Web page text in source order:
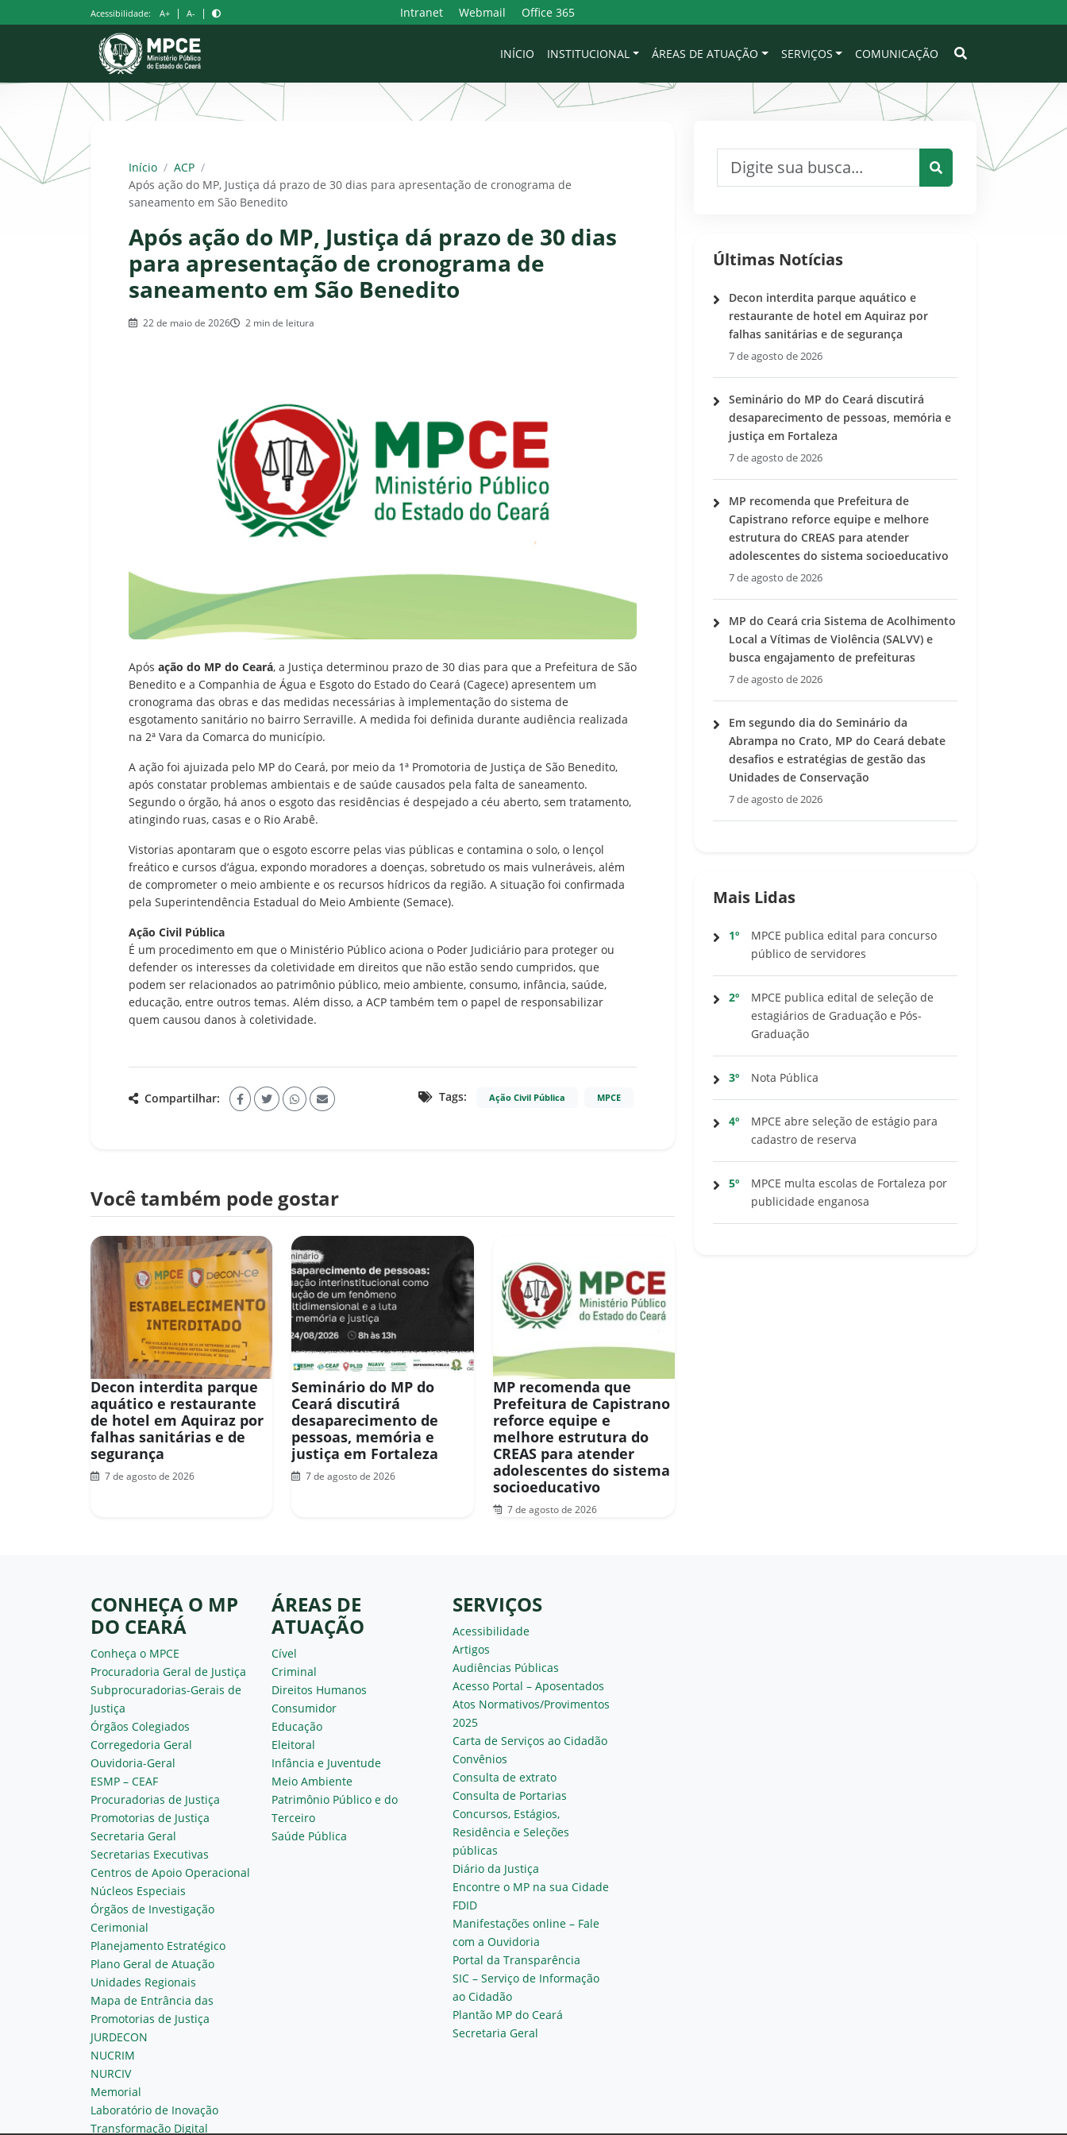
para
Acessibilidade: A+ | A- | Intranet Webmail Office 365
INÍCIO INSTITUCIONAL ÁREAS DE ATUAÇÃO SERVIÇOS COMUNICAÇÃO
Início / ACP /
Após ação do MP, Justiça dá prazo de 30 dias para apresentação de cronograma de
saneamento em São Benedito
Após ação do MP, Justiça dá prazo de 30 dias
para apresentação de cronograma de
saneamento em São Benedito
22 de maio de 2026 2 min de leitura
Após ação do MP do Ceará, a Justiça determinou prazo de 30 dias para que a Prefeitura de São
Benedito e a Companhia de Água e Esgoto do Estado do Ceará (Cagece) apresentem um
cronograma das obras e das medidas necessárias à implementação do sistema de
esgotamento sanitário no bairro Serraville. A medida foi definida durante audiência realizada
na 2ª Vara da Comarca do município.
A ação foi ajuizada pelo MP do Ceará, por meio da 1ª Promotoria de Justiça de São Benedito,
após constatar problemas ambientais e de saúde causados pela falta de saneamento.
Segundo o órgão, há anos o esgoto das residências é despejado a céu aberto, sem tratamento,
atingindo ruas, casas e o Rio Arabê.
Vistorias apontaram que o esgoto escorre pelas vias públicas e contamina o solo, o lençol
freático e cursos d’água, expondo moradores a doenças, sobretudo os mais vulneráveis, além
de comprometer o meio ambiente e os recursos hídricos da região. A situação foi confirmada
pela Superintendência Estadual do Meio Ambiente (Semace).
Ação Civil Pública
É um procedimento em que o Ministério Público aciona o Poder Judiciário para proteger ou
defender os interesses da coletividade em direitos que não estão sendo cumpridos, que
podem ser relacionados ao patrimônio público, meio ambiente, consumo, infância, saúde,
educação, entre outros temas. Além disso, a ACP também tem o papel de responsabilizar
quem causou danos à coletividade.
Compartilhar: Tags: Ação Civil Pública MPCE
Você também pode gostar
Decon interdita parque
aquático e restaurante
de hotel em Aquiraz por
falhas sanitárias e de
segurança
7 de agosto de 2026
Seminário do MP do
Ceará discutirá
desaparecimento de
pessoas, memória e
justiça em Fortaleza
7 de agosto de 2026
MP recomenda que
Prefeitura de Capistrano
reforce equipe e
melhore estrutura do
CREAS para atender
adolescentes do sistema
socioeducativo
7 de agosto de 2026
Pesquisar
Últimas Notícias
Decon interdita parque aquático e
restaurante de hotel em Aquiraz por
falhas sanitárias e de segurança
7 de agosto de 2026
Seminário do MP do Ceará discutirá
desaparecimento de pessoas, memória e
justiça em Fortaleza
7 de agosto de 2026
MP recomenda que Prefeitura de
Capistrano reforce equipe e melhore
estrutura do CREAS para atender
adolescentes do sistema socioeducativo
7 de agosto de 2026
MP do Ceará cria Sistema de Acolhimento
Local a Vítimas de Violência (SALVV) e
busca engajamento de prefeituras
7 de agosto de 2026
Em segundo dia do Seminário da
Abrampa no Crato, MP do Ceará debate
desafios e estratégias de gestão das
Unidades de Conservação
7 de agosto de 2026
Mais Lidas
1º
MPCE publica edital para concurso
público de servidores
2º
MPCE publica edital de seleção de
estagiários de Graduação e Pós-
Graduação
3º Nota Pública
4º
MPCE abre seleção de estágio para
cadastro de reserva
5º
MPCE multa escolas de Fortaleza por
publicidade enganosa
CONHEÇA O MP
DO CEARÁ
Conheça o MPCE
Procuradoria Geral de Justiça
Subprocuradorias-Gerais de
Justiça
Órgãos Colegiados
Corregedoria Geral
Ouvidoria-Geral
ESMP – CEAF
Procuradorias de Justiça
Promotorias de Justiça
Secretaria Geral
Secretarias Executivas
Centros de Apoio Operacional
Núcleos Especiais
Órgãos de Investigação
Cerimonial
Planejamento Estratégico
Plano Geral de Atuação
Unidades Regionais
Mapa de Entrância das
Promotorias de Justiça
JURDECON
NUCRIM
NURCIV
Memorial
Laboratório de Inovação
Transformação Digital
ÁREAS DE
ATUAÇÃO
Cível
Criminal
Direitos Humanos
Consumidor
Educação
Eleitoral
Infância e Juventude
Meio Ambiente
Patrimônio Público e do
Terceiro
Saúde Pública
SERVIÇOS
Acessibilidade
Artigos
Audiências Públicas
Acesso Portal – Aposentados
Atos Normativos/Provimentos
2025
Carta de Serviços ao Cidadão
Convênios
Consulta de extrato
Consulta de Portarias
Concursos, Estágios,
Residência e Seleções
públicas
Diário da Justiça
Encontre o MP na sua Cidade
FDID
Manifestações online – Fale
com a Ouvidoria
Portal da Transparência
SIC – Serviço de Informação
ao Cidadão
Plantão MP do Ceará
Secretaria Geral